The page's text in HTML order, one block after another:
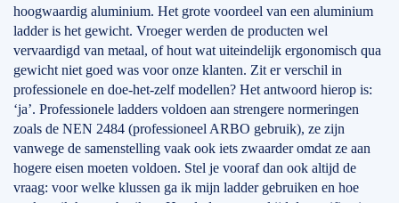
hoogwaardig aluminium. Het grote voordeel van een aluminium
ladder is het gewicht. Vroeger werden de producten wel
vervaardigd van metaal, of hout wat uiteindelijk ergonomisch qua
gewicht niet goed was voor onze klanten. Zit er verschil in
professionele en doe-het-zelf modellen? Het antwoord hierop is:
‘ja’. Professionele ladders voldoen aan strengere normeringen
zoals de NEN 2484 (professioneel ARBO gebruik), ze zijn
vanwege de samenstelling vaak ook iets zwaarder omdat ze aan
hogere eisen moeten voldoen. Stel je vooraf dan ook altijd de
vraag: voor welke klussen ga ik mijn ladder gebruiken en hoe